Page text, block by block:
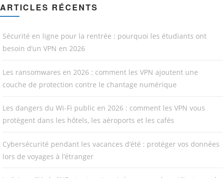
ARTICLES RÉCENTS
Sécurité en ligne pour la rentrée : pourquoi les étudiants ont
besoin d’un VPN en 2026
Les ransomwares en 2026 : comment les VPN ajoutent une
couche de protection contre le chantage numérique
Les dangers du Wi-Fi public en 2026 : comment les VPN vous
protègent dans les hôtels, les aéroports et les cafés
Cybersécurité pendant les vacances d’été : protéger vos données
lors de voyages à l’étranger